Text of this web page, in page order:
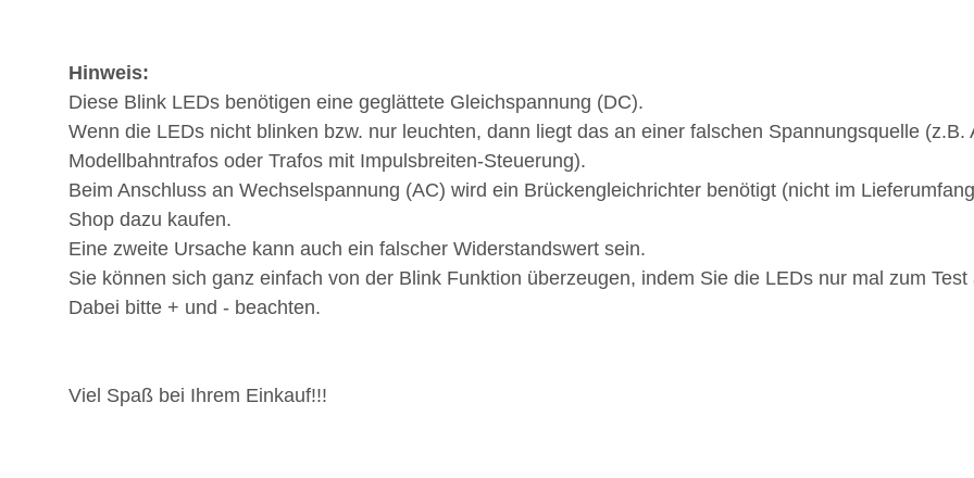
Hinweis:
Diese Blink LEDs benötigen eine geglättete Gleichspannung (DC).
Wenn die LEDs nicht blinken bzw. nur leuchten, dann liegt das an einer falschen Spannungsquelle
Modellbahntrafos oder Trafos mit Impulsbreiten-Steuerung).
Beim Anschluss an Wechselspannung (AC) wird ein Brückengleichrichter benötigt (nicht im
Shop dazu kaufen.
Eine zweite Ursache kann auch ein falscher Widerstandswert sein.
Sie können sich ganz einfach von der Blink Funktion überzeugen, indem Sie die LEDs nur mal zum
Dabei bitte + und - beachten.
Viel Spaß bei Ihrem Einkauf!!!